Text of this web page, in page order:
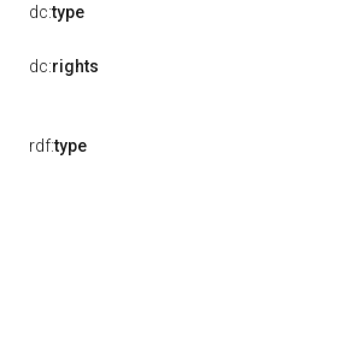
dc:type
dc:rights
rdf:type